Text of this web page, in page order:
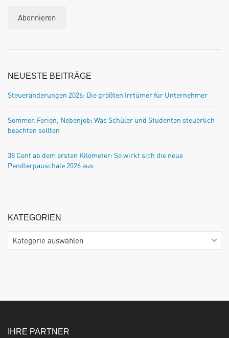
NEUESTE BEITRÄGE
Steueränderungen 2026: Die größten Irrtümer für Unternehmer
Sommer, Ferien, Nebenjob: Was Schüler und Studenten steuerlich
beachten sollten
38 Cent ab dem ersten Kilometer: So wirkt sich die neue
Pendlerpauschale 2026 aus
KATEGORIEN
Kategorien
IHRE PARTNER